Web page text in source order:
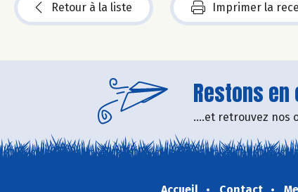
Retour à la liste Imprimer la
Restons
....et retrouvez nos